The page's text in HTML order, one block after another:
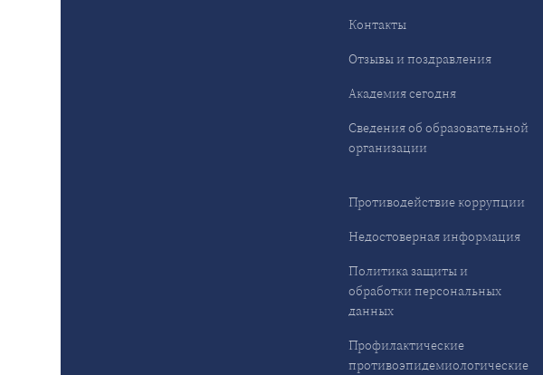
Контакты
Отзывы и поздравления
Академия сегодня
Сведения об образовательной
организации
Противодействие коррупции
Недостоверная информация
Политика защиты и
обработки персональных
данных
Профилактические
противоэпидемиологические